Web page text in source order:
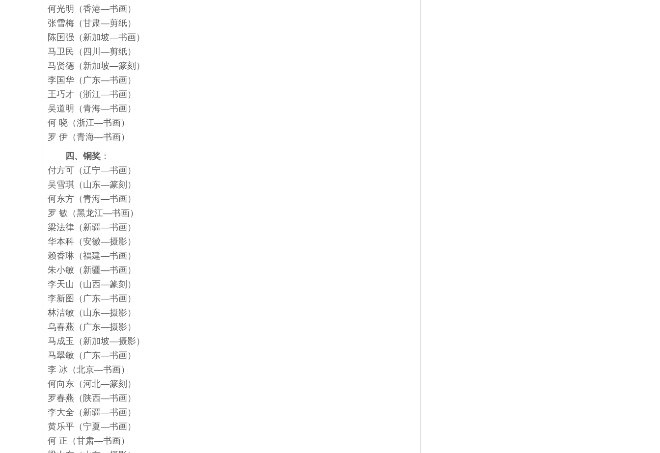
何光明（香港—书画）
张雪梅（甘肃—剪纸）
陈国强（新加坡—书画）
马卫民（四川—剪纸）
马贤德（新加坡—篆刻）
李国华（广东—书画）
王巧才（浙江—书画）
吴道明（青海—书画）
何 晓（浙江—书画）
罗 伊（青海—书画）
四、铜奖 ：
付方可（辽宁—书画）
吴雪琪（山东—篆刻）
何东方（青海—书画）
罗 敏（黑龙江—书画）
梁法律（新疆—书画）
华本科（安徽—摄影）
赖香琳（福建—书画）
朱小敏（新疆—书画）
李天山（山西—篆刻）
李新图（广东—书画）
林洁敏（山东—摄影）
乌春燕（广东—摄影）
马成玉（新加坡—摄影）
马翠敏（广东—书画）
李 冰（北京—书画）
何向东（河北—篆刻）
罗春燕（陕西—书画）
李大全（新疆—书画）
黄乐平（宁夏—书画）
何 正（甘肃—书画）